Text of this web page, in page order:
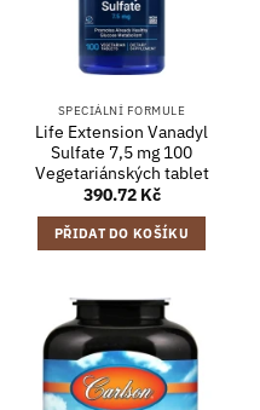
SPECIÁLNÍ FORMULE
Life Extension Vanadyl
Sulfate 7,5 mg 100
Vegetariánských tablet
390.72 Kč
PŘIDAT DO KOŠÍKU